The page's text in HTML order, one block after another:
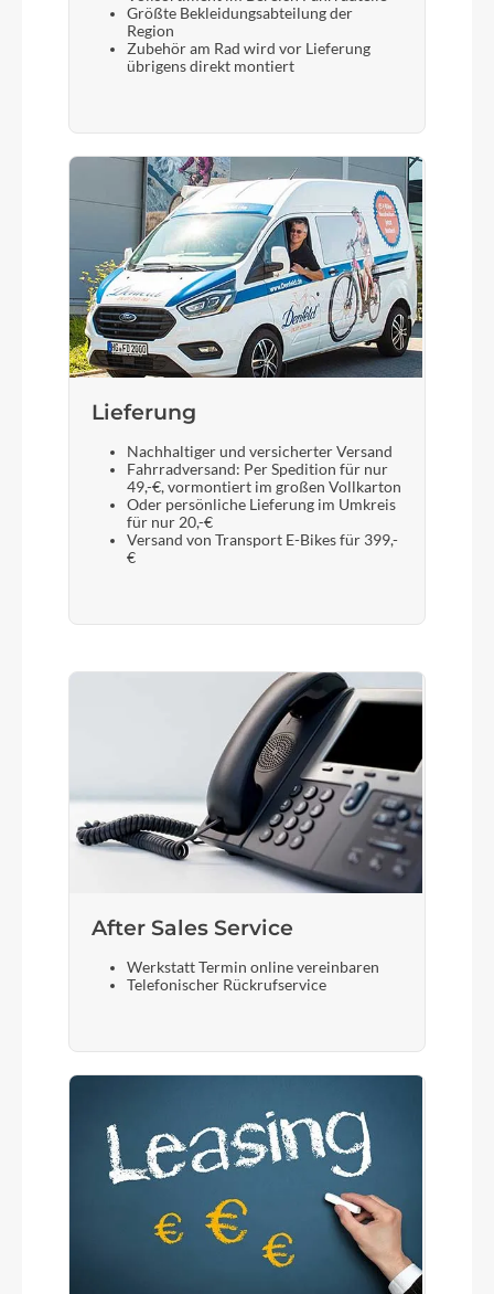
Größte Bekleidungsabteilung der
Region
Zubehör am Rad wird vor Lieferung
übrigens direkt montiert
Lieferung
Nachhaltiger und versicherter Versand
Fahrradversand: Per Spedition für nur
49,-€, vormontiert im großen Vollkarton
Oder persönliche Lieferung im Umkreis
für nur 20,-€
Versand von Transport E-Bikes für 399,-
€
After Sales Service
Werkstatt Termin online vereinbaren
Telefonischer Rückrufservice